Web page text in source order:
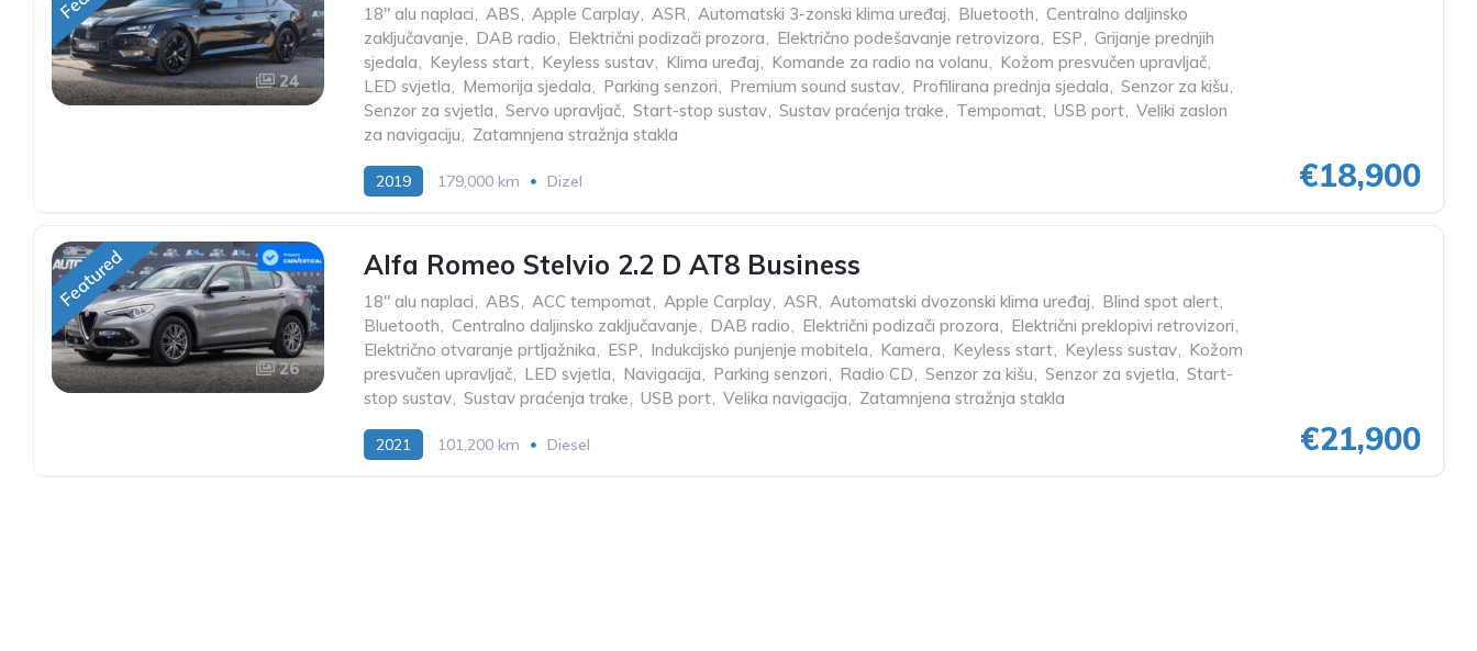
24
18" alu naplaci, ABS, Apple Carplay, ASR, Automatski 3-zonski klima uređaj, Bluetooth, Centralno daljinsko
zaključavanje, DAB radio, Električni podizači prozora, Električno podešavanje retrovizora, ESP, Grijanje prednjih
sjedala, Keyless start, Keyless sustav, Klima uređaj, Komande za radio na volanu, Kožom presvučen upravljač,
LED svjetla, Memorija sjedala, Parking senzori, Premium sound sustav, Profilirana prednja sjedala, Senzor za kišu,
Senzor za svjetla, Servo upravljač, Start-stop sustav, Sustav praćenja trake, Tempomat, USB port, Veliki zaslon
za navigaciju, Zatamnjena stražnja stakla
2019 179,000 km Dizel €18,900
Featured
26
Alfa Romeo Stelvio 2.2 D AT8 Business
18" alu naplaci, ABS, ACC tempomat, Apple Carplay, ASR, Automatski dvozonski klima uređaj, Blind spot alert,
Bluetooth, Centralno daljinsko zaključavanje, DAB radio, Električni podizači prozora, Električni preklopivi retrovizori,
Električno otvaranje prtljažnika, ESP, Indukcijsko punjenje mobitela, Kamera, Keyless start, Keyless sustav, Kožom
presvučen upravljač, LED svjetla, Navigacija, Parking senzori, Radio CD, Senzor za kišu, Senzor za svjetla, Start-
stop sustav, Sustav praćenja trake, USB port, Velika navigacija, Zatamnjena stražnja stakla
2021 101,200 km Diesel €21,900